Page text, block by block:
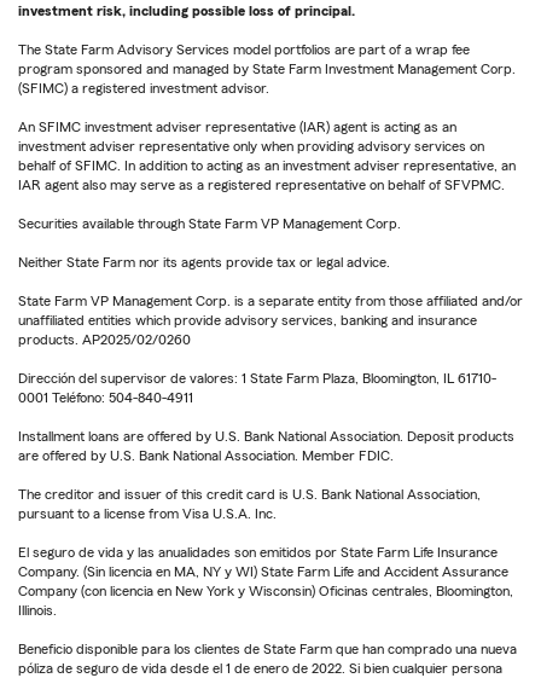
investment risk, including possible loss of principal.
The State Farm Advisory Services model portfolios are part of a wrap fee
program sponsored and managed by State Farm Investment Management Corp.
(SFIMC) a registered investment advisor.
An SFIMC investment adviser representative (IAR) agent is acting as an
investment adviser representative only when providing advisory services on
behalf of SFIMC. In addition to acting as an investment adviser representative, an
IAR agent also may serve as a registered representative on behalf of SFVPMC.
Securities available through State Farm VP Management Corp.
Neither State Farm nor its agents provide tax or legal advice.
State Farm VP Management Corp. is a separate entity from those affiliated and/or
unaffiliated entities which provide advisory services, banking and insurance
products. AP2025/02/0260
Dirección del supervisor de valores: 1 State Farm Plaza, Bloomington, IL 61710-
0001 Teléfono: 504-840-4911
Installment loans are offered by U.S. Bank National Association. Deposit products
are offered by U.S. Bank National Association. Member FDIC.
The creditor and issuer of this credit card is U.S. Bank National Association,
pursuant to a license from Visa U.S.A. Inc.
El seguro de vida y las anualidades son emitidos por State Farm Life Insurance
Company. (Sin licencia en MA, NY y WI) State Farm Life and Accident Assurance
Company (con licencia en New York y Wisconsin) Oficinas centrales, Bloomington,
Illinois.
Beneficio disponible para los clientes de State Farm que han comprado una nueva
póliza de seguro de vida desde el 1 de enero de 2022. Si bien cualquier persona